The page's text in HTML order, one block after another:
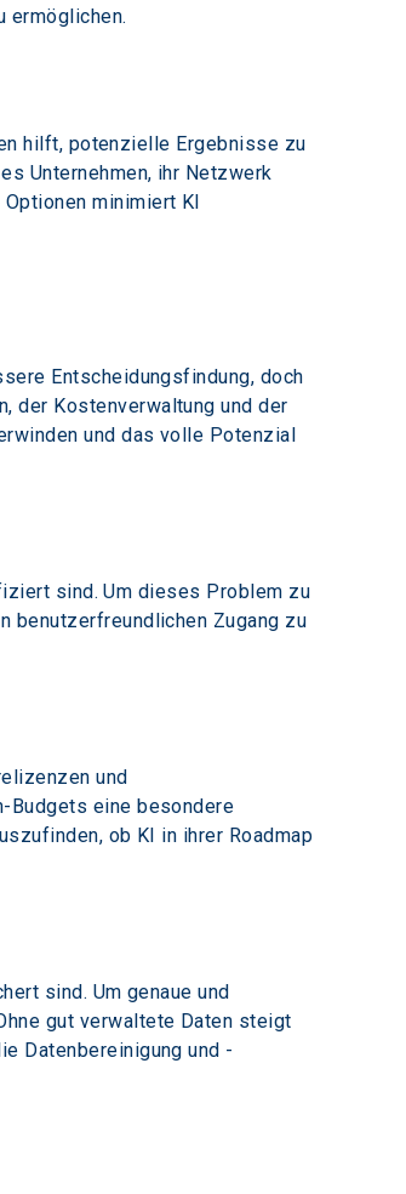
ermöglichen.
hilft, potenzielle Ergebnisse zu
Unternehmen, ihr Netzwerk
minimiert KI
Entscheidungsfindung, doch
der Kostenverwaltung und der
und das volle Potenzial
sind. Um dieses Problem zu
benutzerfreundlichen Zugang zu
und
Budgets eine besondere
ob KI in ihrer Roadmap
sind. Um genaue und
gut verwaltete Daten steigt
Datenbereinigung und -